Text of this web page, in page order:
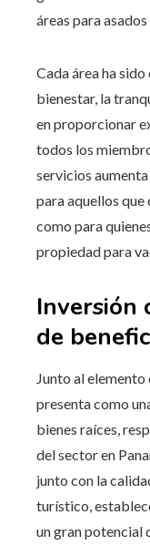
áreas para
Cada área ha
bienestar, la
en proporcionar
todos los
servicios
para aquellos
como para
propiedad para
Inversión
de
Junto al
presenta como
bienes raíces,
del sector en
junto con la
turístico,
un gran potencial